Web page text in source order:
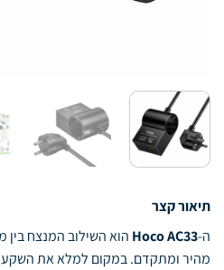
תיאור קצר
ה-Hoco AC33 הוא השילוב המנצח